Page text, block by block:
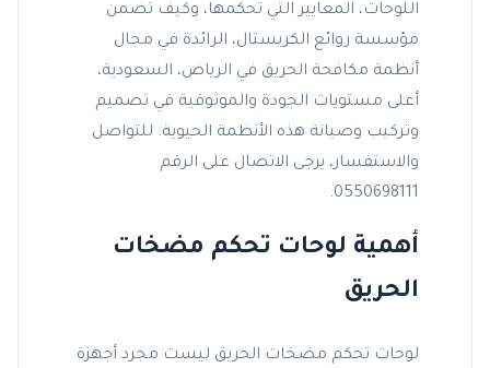
اللوحات، المعايير التي تحكمها، وكيف تضمن
مؤسسة روائع الكريستال، الرائدة في مجال
أنظمة مكافحة الحريق في الرياض، السعودية،
أعلى مستويات الجودة والموثوقية في تصميم
وتركيب وصيانة هذه الأنظمة الحيوية. للتواصل
والاستفسار، يرجى الاتصال على الرقم
0550698111.
أهمية لوحات تحكم مضخات
الحريق
لوحات تحكم مضخات الحريق ليست مجرد أجهزة